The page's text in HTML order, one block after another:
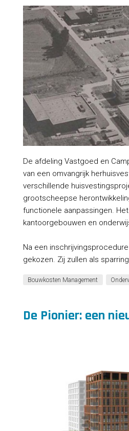
De afdeling Vastgoed en
van een omvangrijk
verschillende
grootscheepse
functionele aanpassingen.
kantoorgebouwen en
Na een
gekozen. Zij zullen als
Bouwkosten Management
De Pionier: een